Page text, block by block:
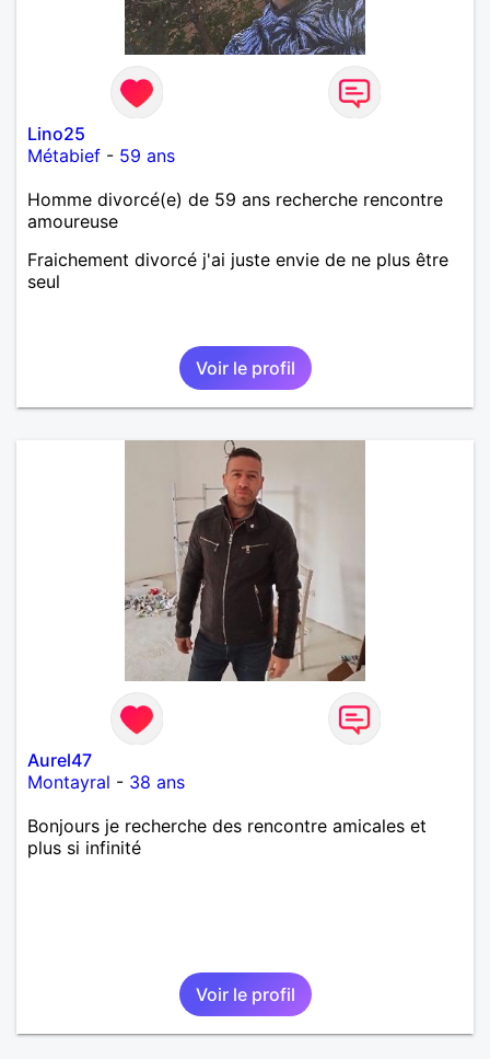
Lino25
Métabief - 59 ans
Homme divorcé(e) de 59 ans recherche rencontre
amoureuse
Fraichement divorcé j'ai juste envie de ne plus être
seul
Voir le profil
Aurel47
Montayral - 38 ans
Bonjours je recherche des rencontre amicales et
plus si infinité
Voir le profil